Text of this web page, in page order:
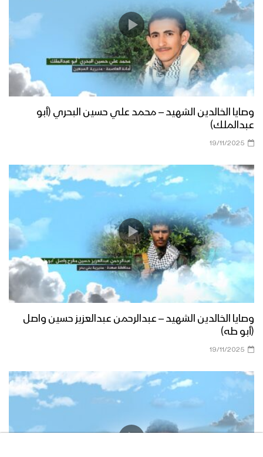
وصايا الخالدين الشهيد – محمد علي حسين البحري (أبو
عبدالملك)
19/11/2025
وصايا الخالدين الشهيد – عبدالرحمن عبدالعزيز حسين واصل
(أبو طه)
19/11/2025